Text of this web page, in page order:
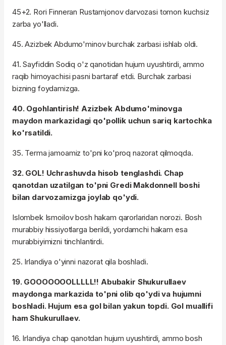
45+2. Rori Finneran Rustamjonov darvozasi tomon kuchsiz
zarba yo'lladi.
45. Azizbek Abdumo'minov burchak zarbasi ishlab oldi.
41. Sayfiddin Sodiq o'z qanotidan hujum uyushtirdi, ammo
raqib himoyachisi pasni bartaraf etdi. Burchak zarbasi
bizning foydamizga.
40. Ogohlantirish! Azizbek Abdumo'minovga
maydon markazidagi qo'pollik uchun sariq kartochka
ko'rsatildi.
35. Terma jamoamiz to'pni ko'proq nazorat qilmoqda.
32. GOL! Uchrashuvda hisob tenglashdi. Chap
qanotdan uzatilgan to'pni Gredi Makdonnell boshi
bilan darvozamizga joylab qo'ydi.
Islombek Ismoilov bosh hakam qarorlaridan norozi. Bosh
murabbiy hissiyotlarga berildi, yordamchi hakam esa
murabbiyimizni tinchlantirdi.
25. Irlandiya o'yinni nazorat qila boshladi.
19. GOOOOOOOLLLLL!! Abubakir Shukurullaev
maydonga markazida to'pni olib qo'ydi va hujumni
boshladi. Hujum esa gol bilan yakun topdi. Gol muallifi
ham Shukurullaev.
16. Irlandiya chap qanotdan hujum uyushtirdi, ammo bosh